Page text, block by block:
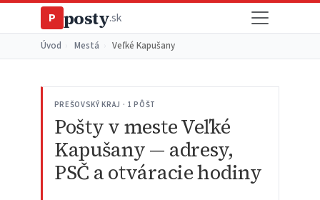
P posty.sk
Úvod Mestá Veľké Kapušany
PREŠOVSKÝ KRAJ · 1 PÔŠT
Pošty v meste Veľké
Kapušany — adresy,
PSČ a otváracie hodiny